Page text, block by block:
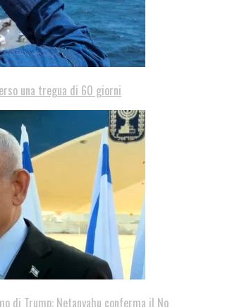
una tregua di 60 giorni
di Trump: Netanyahu conferma il No